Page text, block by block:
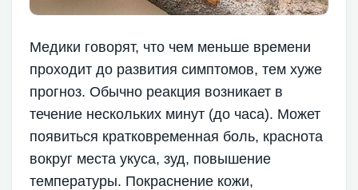
Медики говорят, что чем меньше времени
проходит до развития симптомов, тем хуже
прогноз. Обычно реакция возникает в
течение нескольких минут (до часа). Может
появиться кратковременная боль, краснота
вокруг места укуса, зуд, повышение
температуры. Покраснение кожи,